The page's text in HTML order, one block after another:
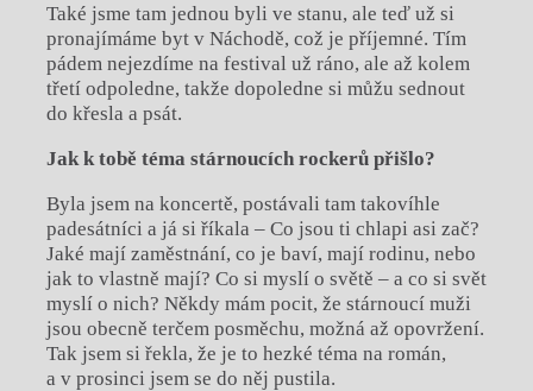
Také jsme tam jednou byli ve stanu, ale teď už si
pronajímáme byt v Náchodě, což je příjemné. Tím
pádem nejezdíme na festival už ráno, ale až kolem
třetí odpoledne, takže dopoledne si můžu sednout
do křesla a psát.
Jak k tobě téma stárnoucích rockerů přišlo?
Byla jsem na koncertě, postávali tam takovíhle
padesátníci a já si říkala – Co jsou ti chlapi asi zač?
Jaké mají zaměstnání, co je baví, mají rodinu, nebo
jak to vlastně mají? Co si myslí o světě – a co si svět
myslí o nich? Někdy mám pocit, že stárnoucí muži
jsou obecně terčem posměchu, možná až opovržení.
Tak jsem si řekla, že je to hezké téma na román,
a v prosinci jsem se do něj pustila.